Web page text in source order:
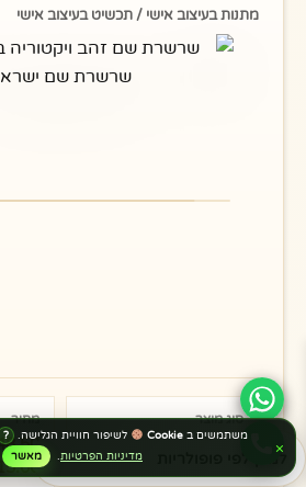
מתנות בעיצוב אישי / תכשיט בעיצוב אישי
סוג מוצר
מתנות בעיצוב אישי
מחיר
×
משתמשים בCookie לשיפור חוויית הגלישה. ?
מדיניות הפרטיות. מאשר